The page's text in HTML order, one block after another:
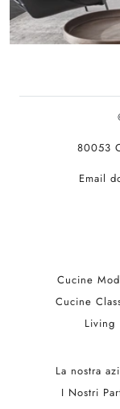
80053
Email
Cucine
Cucine
Living
La nostra
I Nostri